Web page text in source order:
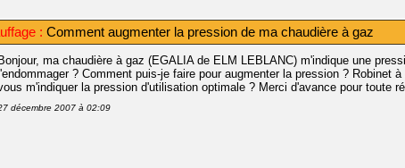
: Comment augmenter la pression de ma chaudière à gaz
Bonjour, ma chaudière à gaz (EGALIA de ELM LEBLANC) m'indique une
l'endommager ? Comment puis-je faire pour augmenter la pression ? Robinet
m'indiquer la pression d'utilisation optimale ? Merci d'avance pour toute
décembre 2007 à 02:09